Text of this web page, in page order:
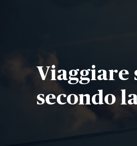
Viaggiare
secondo